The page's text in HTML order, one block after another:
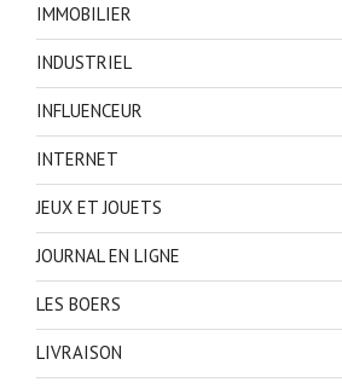
IMMOBILIER
INDUSTRIEL
INFLUENCEUR
INTERNET
JEUX ET JOUETS
JOURNAL EN LIGNE
LES BOERS
LIVRAISON